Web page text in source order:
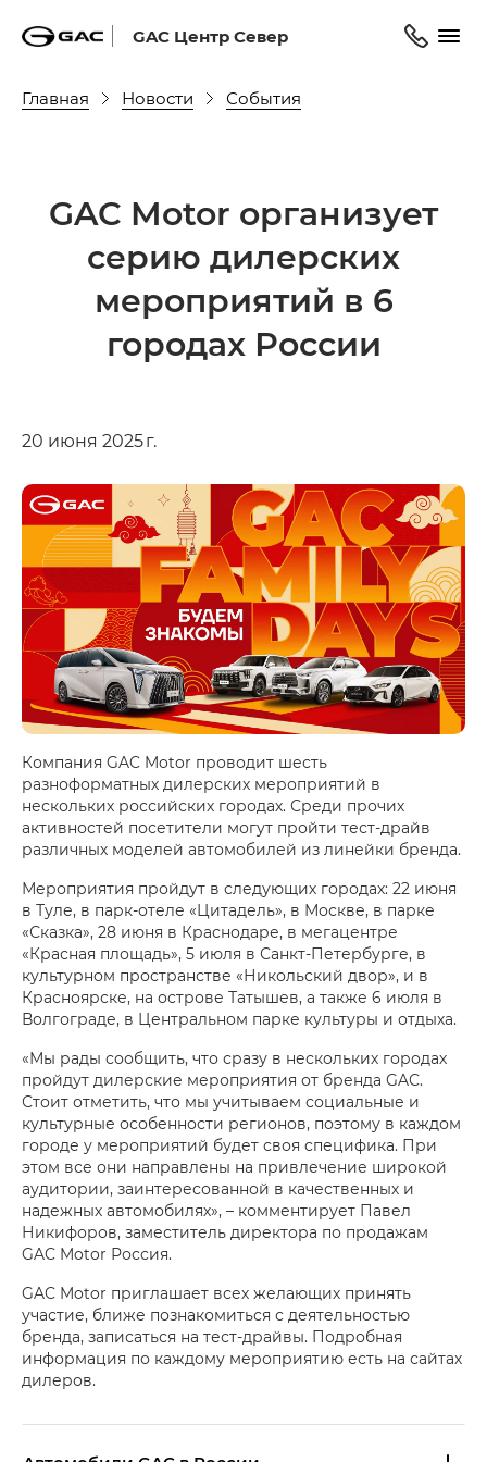
GAC Центр Север
Главная Новости События
GAC Motor организует
серию дилерских
мероприятий в 6
городах России
20 июня 2025 г.
Компания GAC Motor проводит шесть
разноформатных дилерских мероприятий в
нескольких российских городах. Среди прочих
активностей посетители могут пройти тест-драйв
различных моделей автомобилей из линейки бренда.
Мероприятия пройдут в следующих городах: 22 июня
в Туле, в парк-отеле «Цитадель», в Москве, в парке
«Сказка», 28 июня в Краснодаре, в мегацентре
«Красная площадь», 5 июля в Санкт-Петербурге, в
культурном пространстве «Никольский двор», и в
Красноярске, на острове Татышев, а также 6 июля в
Волгограде, в Центральном парке культуры и отдыха.
«Мы рады сообщить, что сразу в нескольких городах
пройдут дилерские мероприятия от бренда GAC.
Стоит отметить, что мы учитываем социальные и
культурные особенности регионов, поэтому в каждом
городе у мероприятий будет своя специфика. При
этом все они направлены на привлечение широкой
аудитории, заинтересованной в качественных и
надежных автомобилях», – комментирует Павел
Никифоров, заместитель директора по продажам
GAC Motor Россия.
GAC Motor приглашает всех желающих принять
участие, ближе познакомиться с деятельностью
бренда, записаться на тест-драйвы. Подробная
информация по каждому мероприятию есть на сайтах
дилеров.